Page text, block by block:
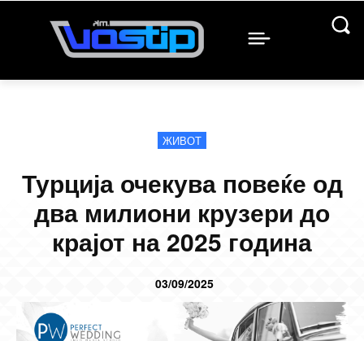
ЖИВОТ
Турција очекува повеќе од
два милиони крузери до
крајот на 2025 година
03/09/2025